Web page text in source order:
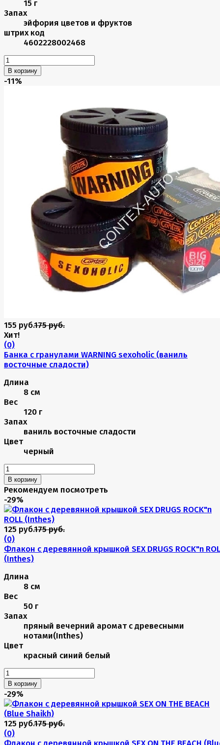
15 г
Запах
эйфория цветов и фруктов
штрих код
4602228002468
В корзину
-11%
155 руб.175 руб.
Хит!
(0)
Банка с гранулами WARNING sexoholic (ваниль
восточные сладости)
Длина
8 см
Вес
120 г
Запах
ваниль восточные сладости
Цвет
черный
В корзину
Рекомендуем посмотреть
-29%
125 руб.175 руб.
(0)
Флакон с деревянной крышкой SEX DRUGS ROCK"n
(Inthes)
Длина
8 см
Вес
50 г
Запах
пряный вечерний аромат с древесными
нотами(Inthes)
Цвет
красный синий белый
В корзину
-29%
125 руб.175 руб.
(0)
Флакон с деревянной крышкой SEX ON THE BEACH